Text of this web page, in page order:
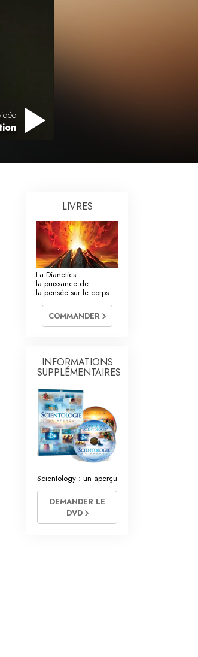
de l’oppression
de l’étude
LIVRES
La Dianetics :
la puissance de
la pensée sur le corps
COMMANDER
INFORMATIONS
SUPPLÉMENTAIRES
Scientology : un aperçu
DEMANDER LE
DVD